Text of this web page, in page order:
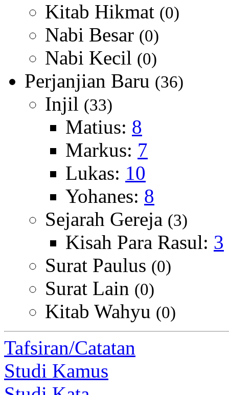
Kitab Hikmat (0)
Nabi Besar (0)
Nabi Kecil (0)
Perjanjian Baru (36)
Injil (33)
Matius: 8
Markus: 7
Lukas: 10
Yohanes: 8
Sejarah Gereja (3)
Kisah Para Rasul: 3
Surat Paulus (0)
Surat Lain (0)
Kitab Wahyu (0)
Tafsiran/Catatan
Studi Kamus